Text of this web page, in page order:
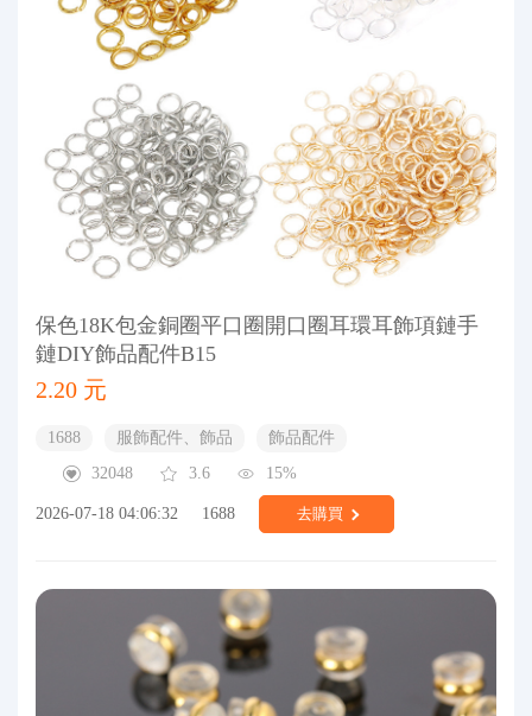
保色18K包金銅圈平口圈開口圈耳環耳飾項鏈手
鏈DIY飾品配件B15
2.20 元
1688 服飾配件、飾品
飾品配件
32048
3.6 15%
2026-07-18 04:06:32 1688 去購買